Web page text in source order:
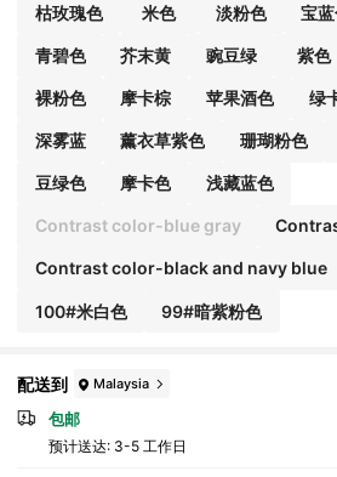
枯玫瑰色 米色 淡粉色 宝
青碧色 芥末黄 豌豆绿 紫色
裸粉色 摩卡棕 苹果酒色 绿
深雾蓝 薰衣草紫色 珊瑚粉色
豆绿色 摩卡色 浅藏蓝色
Contrast color-blue gray
Contrast color-black and navy blue
100#米白色 99#暗紫粉色
配送到 Malaysia
包邮
预计送达: 3-5 工作日